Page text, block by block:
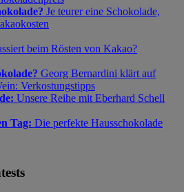
Je teurer eine Schokolade,
beim Rösten von Kakao?
Georg Bernardini klärt auf
Unsere Reihe mit Eberhard Schell
Tag: Die perfekte Hausschokolade